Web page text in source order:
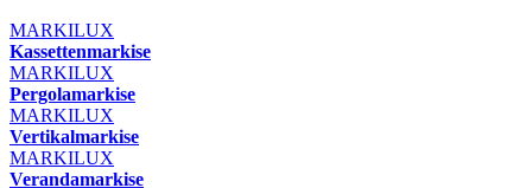
MARKILUX
Kassettenmarkise
MARKILUX
Pergolamarkise
MARKILUX
Vertikalmarkise
MARKILUX
Verandamarkise